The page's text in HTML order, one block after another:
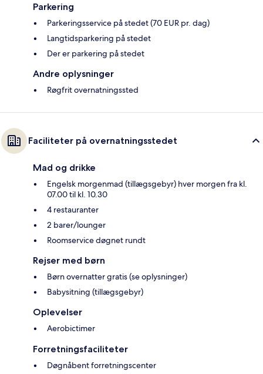
Parkering
Parkeringsservice på stedet (70 EUR pr. dag)
Langtidsparkering på stedet
Der er parkering på stedet
Andre oplysninger
Røgfrit overnatningssted
Faciliteter på overnatningsstedet
Mad og drikke
Engelsk morgenmad (tillægsgebyr) hver morgen fra kl.
07.00 til kl. 10.30
4 restauranter
2 barer/lounger
Roomservice døgnet rundt
Rejser med børn
Børn overnatter gratis (se oplysninger)
Babysitning (tillægsgebyr)
Oplevelser
Aerobictimer
Forretningsfaciliteter
Døgnåbent forretningscenter